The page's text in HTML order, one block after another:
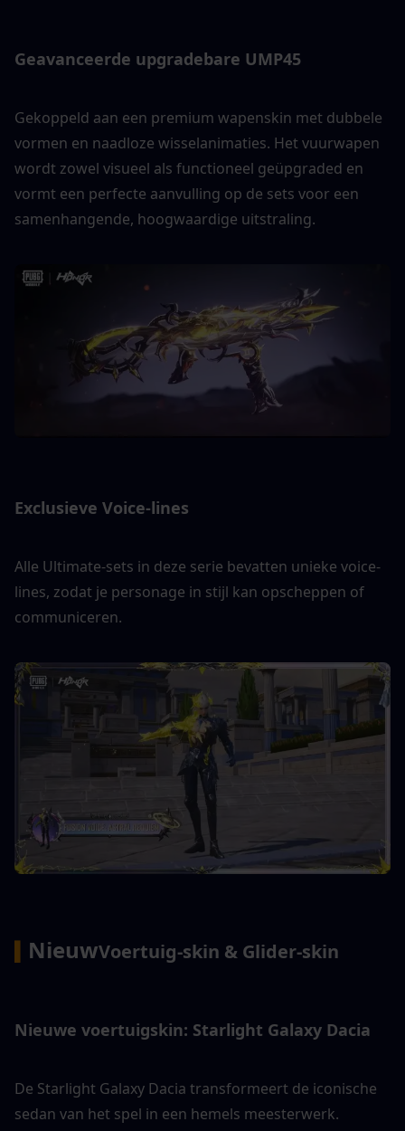
Geavanceerde upgradebare UMP45
Gekoppeld aan een premium wapenskin met dubbele
vormen en naadloze wisselanimaties. Het vuurwapen
wordt zowel visueel als functioneel geüpgraded en
vormt een perfecte aanvulling op de sets voor een
samenhangende, hoogwaardige uitstraling.
Exclusieve Voice-lines
Alle Ultimate-sets in deze serie bevatten unieke voice-
lines, zodat je personage in stijl kan opscheppen of
communiceren.
NieuwVoertuig-skin & Glider-skin
Nieuwe voertuigskin: Starlight Galaxy Dacia
De Starlight Galaxy Dacia transformeert de iconische
sedan van het spel in een hemels meesterwerk.